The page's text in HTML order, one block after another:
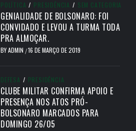
POLÍTICA / PRESIDÊNCIA / SEM CATEGORIA
GENIALIDADE DE BOLSONARO: FOI
CONVIDADO E LEVOU A TURMA TODA
PRA ALMOÇAR.
BYADMIN /16 DE MARÇO DE 2019
DEFESA / PRESIDÊNCIA
CLUBE MILITAR CONFIRMA APOIO E
PRESENÇA NOS ATOS PRÓ-
BOLSONARO MARCADOS PARA
DOMINGO 26/05